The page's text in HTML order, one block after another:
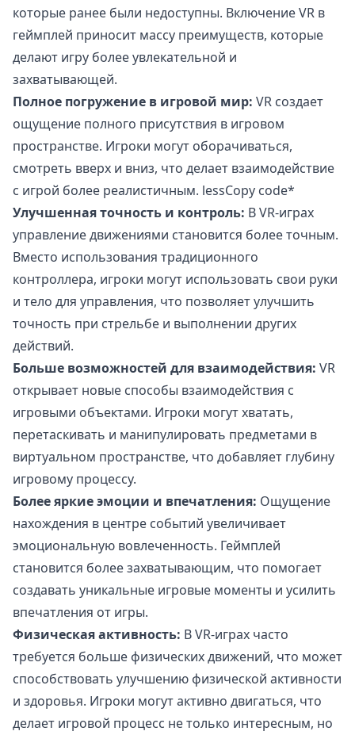
которые ранее были недоступны. Включение VR в
геймплей приносит массу преимуществ, которые
делают игру более увлекательной и
захватывающей.
Полное погружение в игровой мир: VR создает
ощущение полного присутствия в игровом
пространстве. Игроки могут оборачиваться,
смотреть вверх и вниз, что делает взаимодействие
с игрой более реалистичным. lessCopy code*
Улучшенная точность и контроль: В VR-играх
управление движениями становится более точным.
Вместо использования традиционного
контроллера, игроки могут использовать свои руки
и тело для управления, что позволяет улучшить
точность при стрельбе и выполнении других
действий.
Больше возможностей для взаимодействия: VR
открывает новые способы взаимодействия с
игровыми объектами. Игроки могут хватать,
перетаскивать и манипулировать предметами в
виртуальном пространстве, что добавляет глубину
игровому процессу.
Более яркие эмоции и впечатления: Ощущение
нахождения в центре событий увеличивает
эмоциональную вовлеченность. Геймплей
становится более захватывающим, что помогает
создавать уникальные игровые моменты и усилить
впечатления от игры.
Физическая активность: В VR-играх часто
требуется больше физических движений, что может
способствовать улучшению физической активности
и здоровья. Игроки могут активно двигаться, что
делает игровой процесс не только интересным, но